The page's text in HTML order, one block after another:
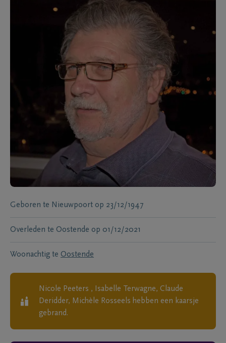
Geboren te Nieuwpoort op 23/12/1947
Overleden te Oostende op 01/12/2021
Woonachtig te Oostende
Nicole Peeters , Isabelle Terwagne, Claude
Deridder, Michèle Rosseels hebben een kaarsje
gebrand.